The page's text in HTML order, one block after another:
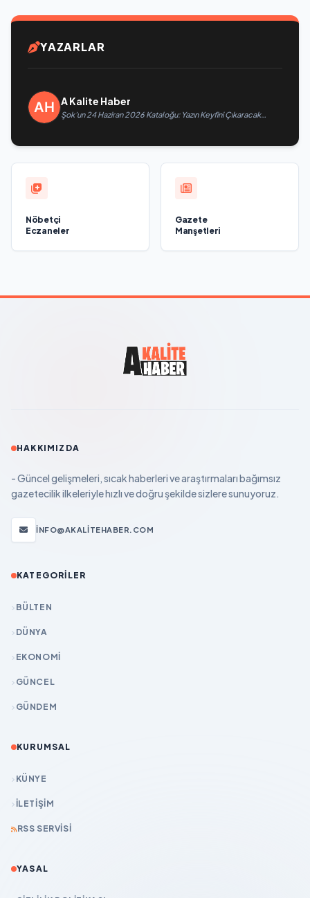
YAZARLAR
A Kalite Haber
Şok’un 24 Haziran 2026 Kataloğu: Yazın Keyfini Çıkaracak
Nöbetçi
Eczaneler
Gazete
Manşetleri
HAKKIMIZDA
- Güncel gelişmeleri, sıcak haberleri ve araştırmaları bağımsız
gazetecilik ilkeleriyle hızlı ve doğru şekilde sizlere sunuyoruz.
INFO@AKALITEHABER.COM
KATEGORILER
BÜLTEN
DÜNYA
EKONOMİ
GÜNCEL
GÜNDEM
KURUMSAL
KÜNYE
İLETIŞIM
RSS SERVISI
YASAL